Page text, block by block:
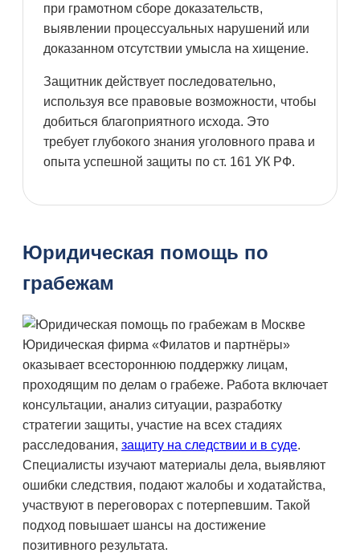
при грамотном сборе доказательств,
выявлении процессуальных нарушений или
доказанном отсутствии умысла на хищение.
Защитник действует последовательно,
используя все правовые возможности, чтобы
добиться благоприятного исхода. Это
требует глубокого знания уголовного права и
опыта успешной защиты по ст. 161 УК РФ.
Юридическая помощь по
грабежам
Юридическая фирма «Филатов и партнёры»
оказывает всестороннюю поддержку лицам,
проходящим по делам о грабеже. Работа включает
консультации, анализ ситуации, разработку
стратегии защиты, участие на всех стадиях
расследования, защиту на следствии и в суде.
Специалисты изучают материалы дела, выявляют
ошибки следствия, подают жалобы и ходатайства,
участвуют в переговорах с потерпевшим. Такой
подход повышает шансы на достижение
позитивного результата.